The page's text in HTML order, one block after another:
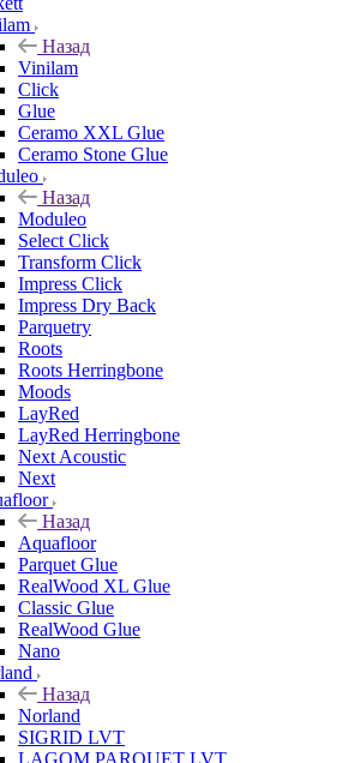
Назад
Vinilam
Click
Glue
Ceramo XXL Glue
Ceramo Stone Glue
Назад
Moduleo
Select Click
Transform Click
Impress Click
Impress Dry Back
Parquetry
Roots
Roots Herringbone
Moods
LayRed
LayRed Herringbone
Next Acoustic
Next
Назад
Aquafloor
Parquet Glue
RealWood XL Glue
Classic Glue
RealWood Glue
Nano
Назад
Norland
SIGRID LVT
LAGOM PARQUET LVT